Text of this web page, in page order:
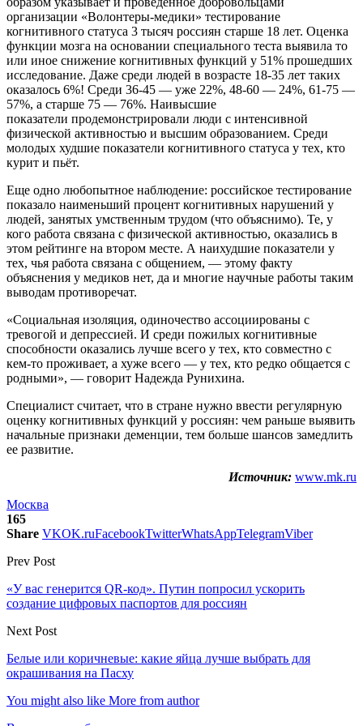
организации «Волонтеры-медики» тестирование
когнитивного статуса 3 тысяч россиян старше 18 лет. Оценка
функции мозга на основании специального теста выявила то
или иное снижение когнитивных функций у 51% прошедших
исследование. Даже среди людей в возрасте 18-35 лет таких
оказалось 6%! Среди 36-45 — уже 22%, 48-60 — 24%, 61-75 —
57%, а старше 75 — 76%. Наивысшие
показатели продемонстрировали люди с интенсивной
физической активностью и высшим образованием. Среди
молодых худшие показатели когнитивного статуса у тех, кто
курит и пьёт.
Еще одно любопытное наблюдение: российское тестирование
показало наименьший процент когнитивных нарушений у
людей, занятых умственным трудом (что объяснимо). Те, у
кого работа связана с физической активностью, оказались в
этом рейтинге на втором месте. А наихудшие показатели у
тех, чья работа связана с общением, — этому факту
объяснения у медиков нет, да и многие научные работы таким
выводам противоречат.
«Социальная изоляция, одиночество ассоциированы с
тревогой и депрессией. И среди пожилых когнитивные
способности оказались лучше всего у тех, кто совместно с
кем-то проживает, а хуже всего — у тех, кто редко общается с
родными», — говорит Надежда Рунихина.
Специалист считает, что в стране нужно ввести регулярную
оценку когнитивных функций у россиян: чем раньше выявить
начальные признаки деменции, тем больше шансов замедлить
ее развитие.
Источник: www.mk.ru
Москва
165
Share VKOK.ruFacebookTwitterWhatsAppTelegramViber
Prev Post
«У вас генерится QR-код». Путин попросил ускорить
создание цифровых паспортов для россиян
Next Post
Белые или коричневые: какие яйца лучше выбрать для
окрашивания на Пасху
You might also like More from author